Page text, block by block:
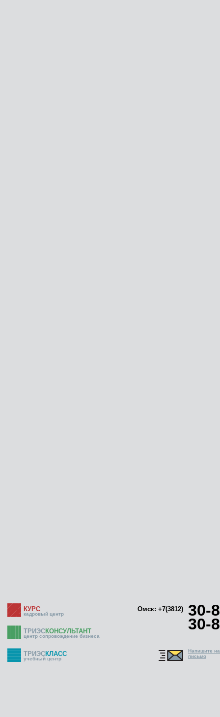
КУРС
кадровый центр
Омск: +7(3812) 30-
30-
ТРИЭСКОНСУЛЬТАНТ
центр сопровождение бизнеса
ТРИЭСКЛАСС
учебный центр
Напишите
письмо